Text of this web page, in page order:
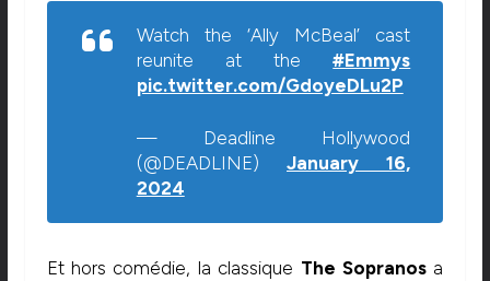
Watch the ‘Ally McBeal’ cast
reunite at the#Emmys
pic.twitter.com/GdoyeDLu2P
— Deadline Hollywood
(@DEADLINE) January 16,
2024
Et hors comédie, la classique The Sopranosa